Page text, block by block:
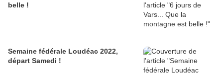
belle !
Semaine fédérale Loudéac 2022,
départ Samedi !